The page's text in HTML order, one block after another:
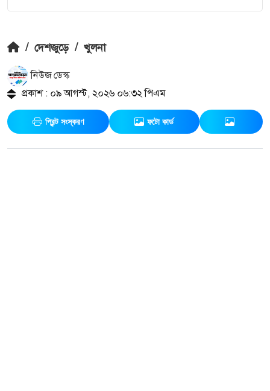
/ দেশজুড়ে / খুলনা
নিউজ ডেস্ক
প্রকাশ : ০৯ আগস্ট, ২০২৬ ০৬:৩২ পিএম
প্রিন্ট সংস্করণ ফটো কার্ড